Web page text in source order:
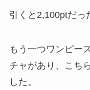
引くと2,100ptだっ
もう一つワンピー
チャがあり、こち
した。